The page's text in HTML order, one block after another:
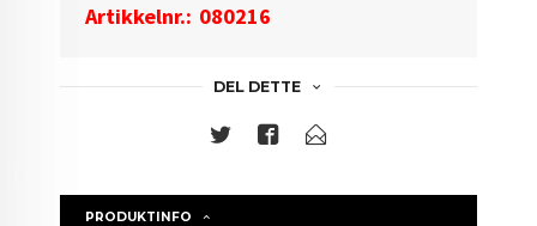
Artikkelnr.: 080216
DEL DETTE
PRODUKTINFO